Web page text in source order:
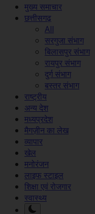
मुख्य समाचार
छत्तीसगढ़
All
सरगुजा संभाग
बिलासपुर संभाग
रायपुर संभाग
दुर्ग संभाग
बस्तर संभाग
राष्ट्रीय
अन्य देश
मध्यप्रदेश
मैगज़ीन का लेख
व्यापार
खेल
मनोरंजन
लाइफ स्टाइल
शिक्षा एवं रोजगार
स्वास्थ्य